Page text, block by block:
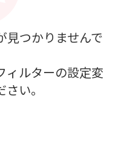
見つかりませんで
ィルターの設定変
い。